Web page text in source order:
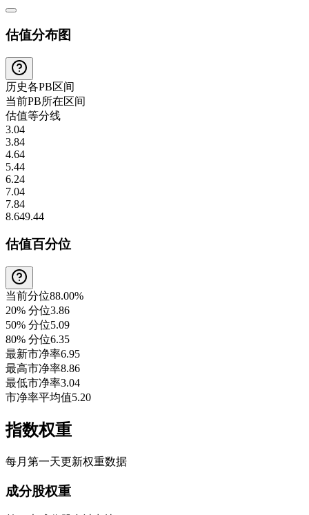
估值分布图
历史各PB区间
当前PB所在区间
估值等分线
3.04
3.84
4.64
5.44
6.24
7.04
7.84
8.649.44
估值百分位
当前分位88.00%
20% 分位3.86
50% 分位5.09
80% 分位6.35
最新市净率6.95
最高市净率8.86
最低市净率3.04
市净率平均值5.20
指数权重
每月第一天更新权重数据
成分股权重